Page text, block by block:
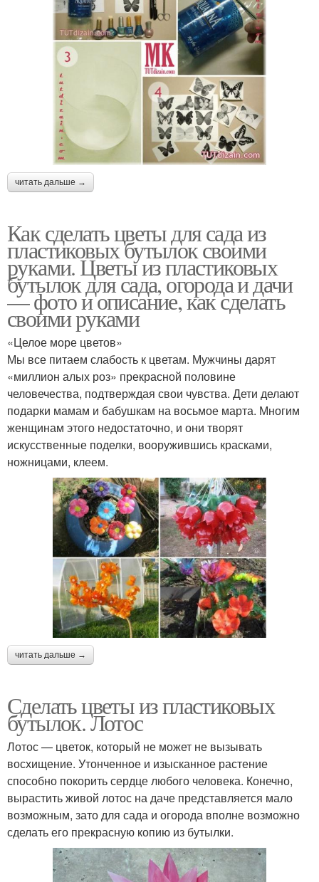
читать дальше →
Как сделать цветы для сада из
пластиковых бутылок своими
руками. Цветы из пластиковых
бутылок для сада, огорода и дачи
— фото и описание, как сделать
своими руками
«Целое море цветов»
Мы все питаем слабость к цветам. Мужчины дарят
«миллион алых роз» прекрасной половине
человечества, подтверждая свои чувства. Дети делают
подарки мамам и бабушкам на восьмое марта. Многим
женщинам этого недостаточно, и они творят
искусственные поделки, вооружившись красками,
ножницами, клеем.
читать дальше →
Сделать цветы из пластиковых
бутылок. Лотос
Лотос — цветок, который не может не вызывать
восхищение. Утонченное и изысканное растение
способно покорить сердце любого человека. Конечно,
вырастить живой лотос на даче представляется мало
возможным, зато для сада и огорода вполне возможно
сделать его прекрасную копию из бутылки.